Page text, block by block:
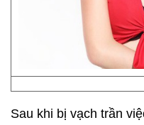
Sau khi bị vạch trần